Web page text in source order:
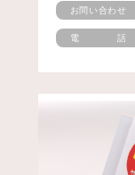
お問い合わせ
電 話